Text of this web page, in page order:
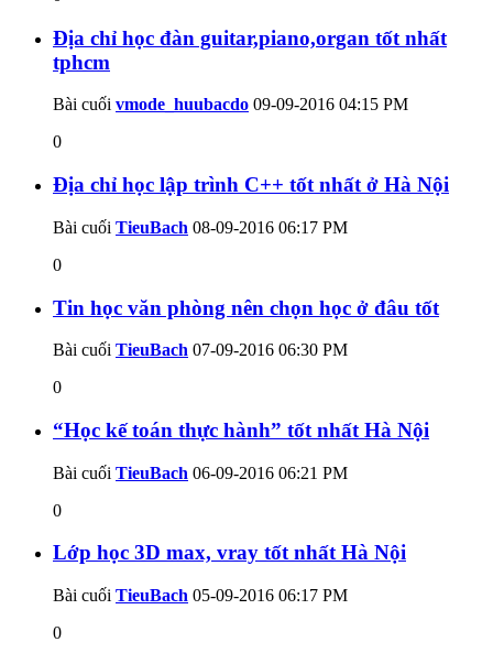
Địa chỉ học đàn guitar,piano,organ tốt nhất
tphcm
Bài cuối vmode_huubacdo 09-09-2016 04:15 PM
0
Địa chỉ học lập trình C++ tốt nhất ở Hà Nội
Bài cuối TieuBach 08-09-2016 06:17 PM
0
Tin học văn phòng nên chọn học ở đâu tốt
Bài cuối TieuBach 07-09-2016 06:30 PM
0
“Học kế toán thực hành” tốt nhất Hà Nội
Bài cuối TieuBach 06-09-2016 06:21 PM
0
Lớp học 3D max, vray tốt nhất Hà Nội
Bài cuối TieuBach 05-09-2016 06:17 PM
0